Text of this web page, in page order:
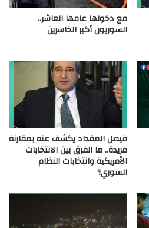
مع دخولها عامها العاشر..
السوريون أكبر الخاسرين
فيصل المقداد يكشف عنه بمقارنة
فريدة.. ما الفرق بين الانتخابات
الأمريكية وانتخابات النظام
السوري؟